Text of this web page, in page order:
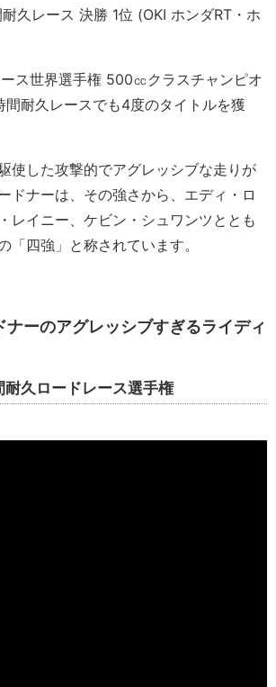
久レース 決勝 1位 (OKI ホンダRT ・ホ
ス世界選手権 500㏄クラスチャンピオ
間耐久レースでも4度のタイトルを獲
使した攻撃的でアグレッシブな走りが
ドナーは、その強さから、エディ・ロ
レイニー、ケビン・シュワンツととも
「四強」と称されています。
ナーのアグレッシブすぎるライディ
久ロードレース選手権